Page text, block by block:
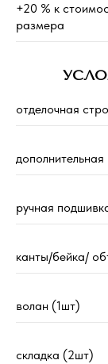
+20 % к
размера
отделочная
ручная
канты/бейка/
волан (1шт)
складка (2шт)